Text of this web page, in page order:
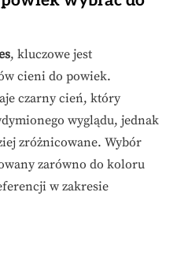
, kluczowe jest
cieni do powiek.
czarny cień, który
wyglądu, jednak
zróżnicowane. Wybór
zarówno do koloru
w zakresie